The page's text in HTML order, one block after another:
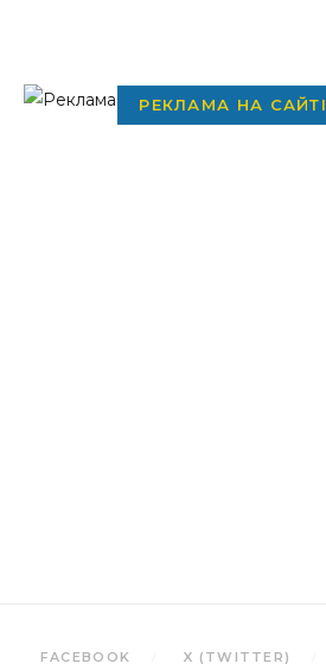
РЕКЛАМА НА САЙТІ
FACEBOOK X (TWITTER)